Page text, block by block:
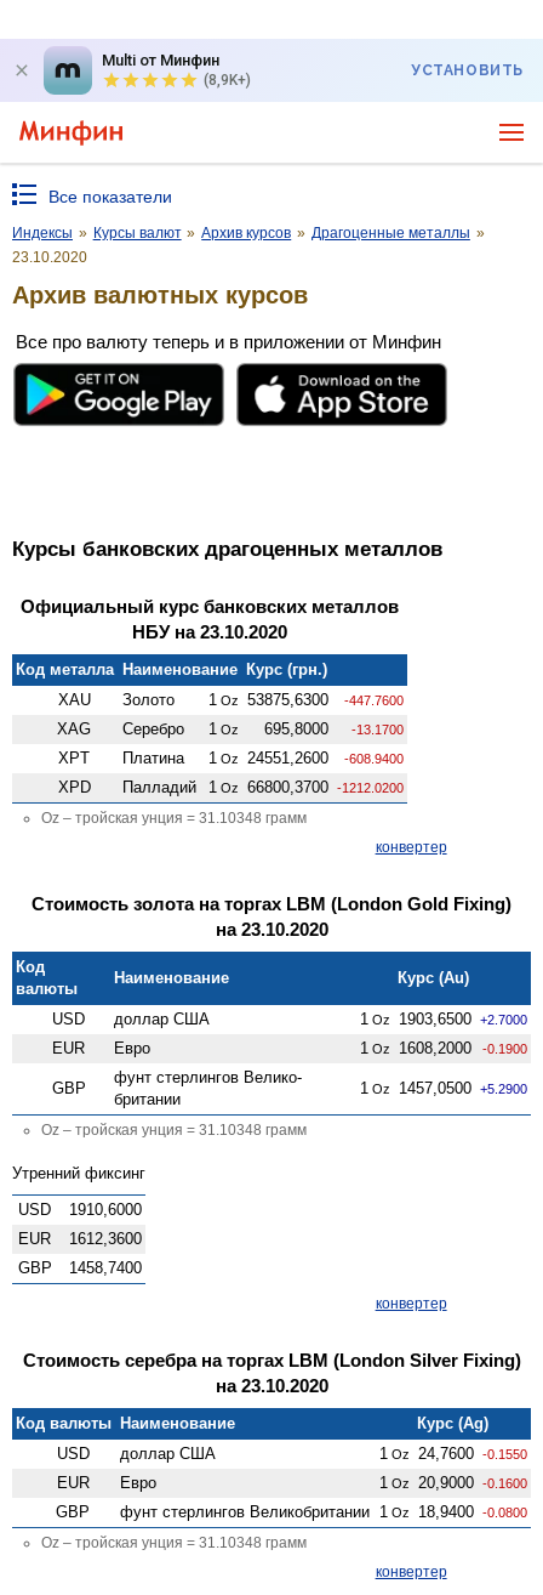
Multi от Минфин
(8,9K+)
УСТАНОВИТЬ
Все показатели
Индексы » Курсы валют » Архив курсов » Драгоценные металлы »
23.10.2020
Архив валютных курсов
Все про валюту теперь и в приложении от Минфин
Курсы банковских драгоценных металлов
Официальный курс банковских металлов
НБУ на 23.10.2020
Код металла Наименование Курс (грн.)
XAU
Золото 1 Oz 53875,6300 -447.7600
XAG Серебро 1 Oz 695,8000 -13.1700
XPT Платина 1 Oz 24551,2600 -608.9400
XPD Палладий 1 Oz 66800,3700 -1212.0200
Oz – тройская унция = 31.10348 грамм
конвертер
Стоимость золота на торгах LBM (London Gold Fixing)
на 23.10.2020
Код
валюты
Наименование Курс (Au)
USD доллар США 1 Oz 1903,6500 +2.7000
EUR Евро 1 Oz 1608,2000 -0.1900
GBP
фунт стерлингов Велико­
британии
1 Oz 1457,0500 +5.2900
Oz – тройская унция = 31.10348 грамм
Утренний фиксинг
USD
1910,6000
EUR
1612,3600
GBP
1458,7400
конвертер
Стоимость серебра на торгах LBM (London Silver Fixing)
на 23.10.2020
Код валюты Наименование
Курс (Ag)
USD
доллар США 1 Oz 24,7600 -0.1550
EUR Евро 1 Oz 20,9000 -0.1600
GBP фунт стерлингов Велико­британии 1 Oz 18,9400 -0.0800
Oz – тройская унция = 31.10348 грамм
конвертер